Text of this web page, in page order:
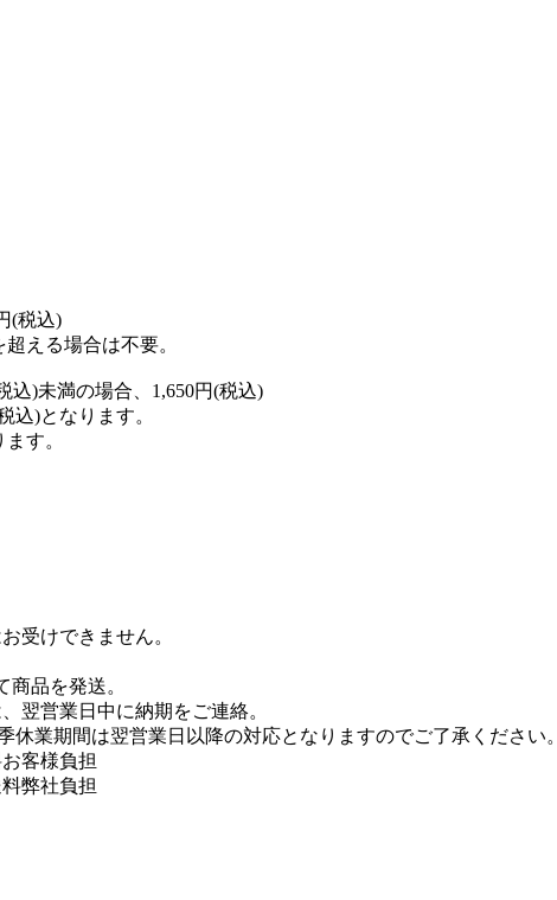
(税込)
える場合は不要。
込)未満の場合、1,650円(税込)
込)となります。
す。
受けできません。
品を発送。
翌営業日中に納期をご連絡。
業期間は翌営業日以降の対応となりますのでご了承ください。
客様負担
弊社負担